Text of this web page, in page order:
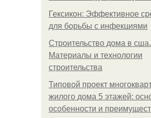
Гексикон: Эффективное
для борьбы с инфекциями
Строительство дома в сша.
Материалы и технологии
строительства
Типовой проект
жилого дома 5 этажей:
особенности и